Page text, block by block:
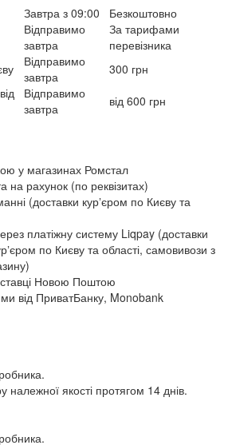
Завтра з 09:00
Безкоштовно
Відправимо
завтра
За тарифами
перевізника
Відправимо
завтра
300 грн
Відправимо
завтра
від 600 грн
у магазинах Ромстал
на рахунок (по реквізитах)
(доставки курʼєром по Києву та
платіжну систему Liqpay (доставки
по Києву та області, самовивози з
Новою Поштою
від ПриватБанку, Monobank
якості протягом 14 днів.